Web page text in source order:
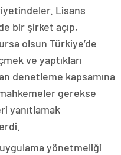
Lisans
bir şirket açıp,
olsun Türkiye’de
ve yaptıkları
denetleme kapsamına
gerekse
yanıtlamak
yönetmeliği